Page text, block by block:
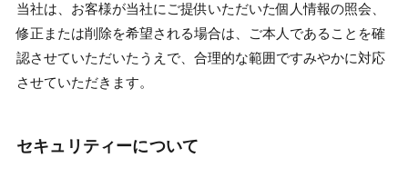
当社は、お客様が当社にご提供いただいた個人情報の照会、
修正または削除を希望される場合は、ご本人であることを確
認させていただいたうえで、合理的な範囲ですみやかに対応
させていただきます。
セキュリティーについて